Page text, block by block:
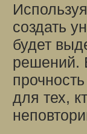
создать
будет
решений.
для тех,